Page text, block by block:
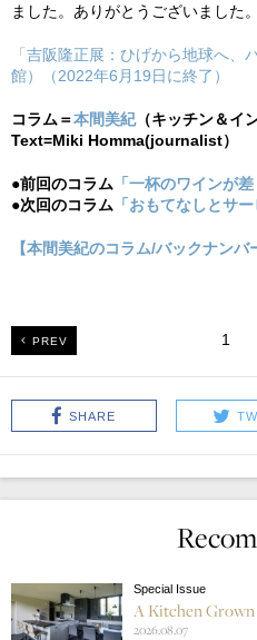
ました。ありがとうございました。
「吉阪隆正展：ひげから地球へ、
館）（2022年6月19日に終了）
コラム＝本間美紀（キッチン＆イ
Text=Miki Homma(journalist）
●前回のコラム 「一杯のワインが
●次回のコラム 「おもてなしとサー
【本間美紀のコラム/バックナンバ
PREV 1
SHARE
Special Issue
A Kitchen
2026.08.07